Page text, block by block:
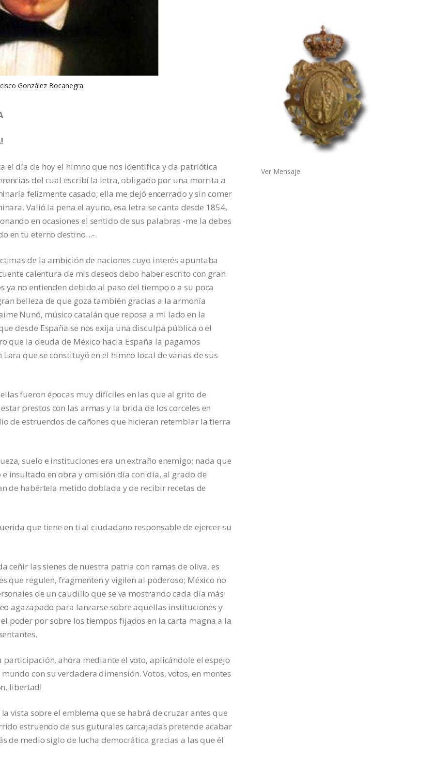
González Bocanegra
el día de hoy el himno que nos identifica y da patriótica
del cual escribí la letra, obligado por una morrita a
felizmente casado; ella me dejó encerrado y sin comer
Valió la pena el ayuno, esa letra se canta desde 1854,
en ocasiones el sentido de sus palabras -me la debes
en tu eterno destino…-.
de la ambición de naciones cuyo interés apuntaba
calentura de mis deseos debo haber escrito con gran
ya no entienden debido al paso del tiempo o a su poca
belleza de que goza también gracias a la armonía
Nunó, músico catalán que reposa a mi lado en la
desde España se nos exija una disculpa pública o el
que la deuda de México hacia España la pagamos
que se constituyó en el himno local de varias de sus
fueron épocas muy difíciles en las que al grito de
prestos con las armas y la brida de los corceles en
de estruendos de cañones que hicieran retemblar la tierra
suelo e instituciones era un extraño enemigo; nada que
insultado en obra y omisión día con día, al grado de
de habértela metido doblada y de recibir recetas de
que tiene en ti al ciudadano responsable de ejercer su
ceñir las sienes de nuestra patria con ramas de oliva, es
que regulen, fragmenten y vigilen al poderoso; México no
de un caudillo que se va mostrando cada día más
agazapado para lanzarse sobre aquellas instituciones y
poder por sobre los tiempos fijados en la carta magna a la
participación, ahora mediante el voto, aplicándole el espejo
con su verdadera dimensión. Votos, votos, en montes
libertad!
vista sobre el emblema que se habrá de cruzar antes que
estruendo de sus guturales carcajadas pretende acabar
de medio siglo de lucha democrática gracias a las que él
Ver Mensaje